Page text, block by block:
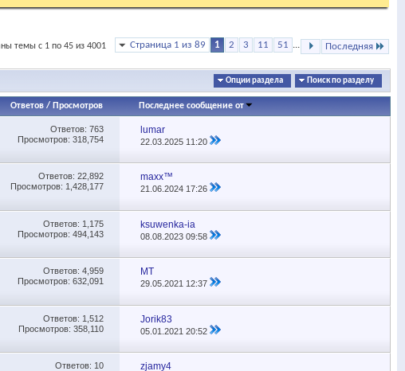
Страница 1 из 89 1 2 3 11 51 ... Последняя
темы с 1 по 45 из 4001
Опции раздела Поиск по разделу
Ответов/ Просмотров Последнее сообщение от
Ответов: 763
Просмотров: 318,754
lumar
22.03.2025 11:20
Ответов: 22,892
Просмотров: 1,428,177
maxx™
21.06.2024 17:26
Ответов: 1,175
Просмотров: 494,143
ksuwenka-ia
08.08.202309:58
Ответов: 4,959
Просмотров: 632,091
МТ
29.05.2021 12:37
Ответов: 1,512
Просмотров: 358,110
Jorik83
05.01.202120:52
Ответов: 10
zjamy4